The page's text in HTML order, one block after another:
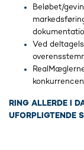
Beløbet/
Ved
RING ALLERDE I
UFORPLIGTENDE